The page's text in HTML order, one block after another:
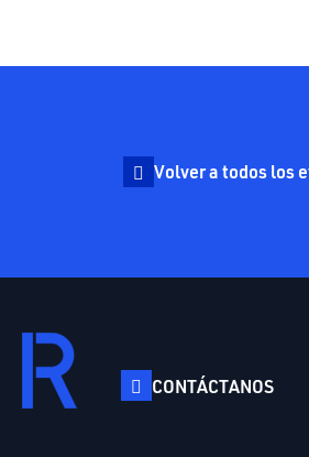
Volver a todos los
CONTÁCTANOS